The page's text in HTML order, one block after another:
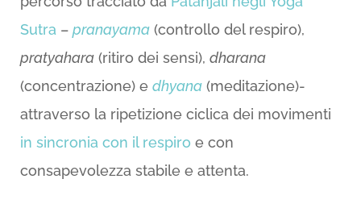
Sutra– pranayama(controllo del respiro),
pratyahara(ritiro dei sensi), dharana
(concentrazione) e dhyana(meditazione)-
attraverso la ripetizione ciclica dei movimenti
in sincronia con il respiro e con
consapevolezza stabile e attenta.